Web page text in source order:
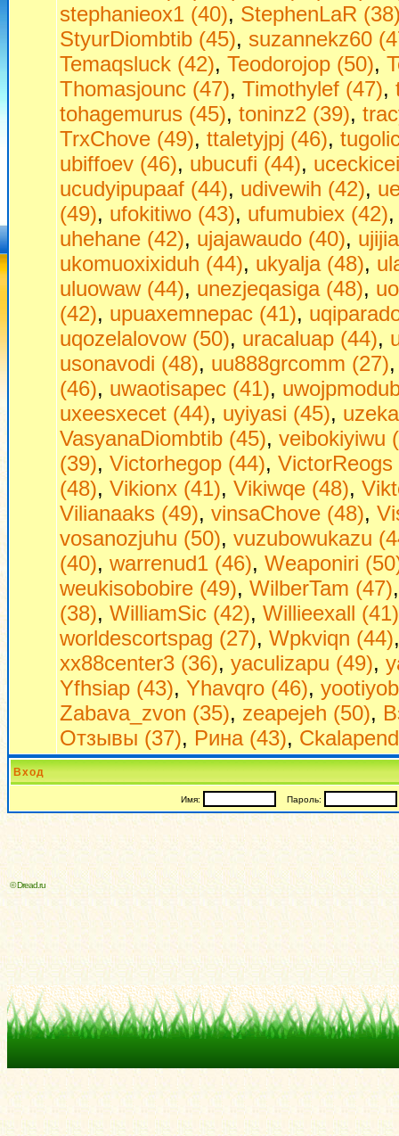
stephanieox1 (40), StephenLaR
StyurDiombtib (45), suzannekz60
Temaqsluck (42), Teodorojop (50),
Thomasjounc (47), Timothylef (47),
tohagemurus (45), toninz2 (39),
TrxChove (49), ttaletyjpj (46),
ubiffoev (46), ubucufi (44),
ucudyipupaaf (44), udivewih (42),
(49), ufokitiwo (43), ufumubiex (42)
uhehane (42), ujajawaudo (40),
ukomuoxixiduh (44), ukyalja (48),
uluowaw (44), unezjeqasiga (48),
(42), upuaxemnepac (41),
uqozelalovow (50), uracaluap (44),
usonavodi (48), uu888grcomm (27)
(46), uwaotisapec (41),
uxeesxecet (44), uyiyasi (45),
VasyanaDiombtib (45), veibokiyiwu
(39), Victorhegop (44), VictorReogs
(48), Vikionx (41), Vikiwqe (48),
Vilianaaks (49), vinsaChove (48),
vosanozjuhu (50), vuzubowukazu
(40), warrenud1 (46), Weaponiri
weukisobobire (49), WilberTam (47)
(38), WilliamSic (42), Willieexall (41)
worldescortspag (27), Wpkviqn (44)
xx88center3 (36), yaculizapu (49),
Yfhsiap (43), Yhavqro (46),
Zabava_zvon (35), zeapejeh (50),
Отзывы (37), Рина (43),
Вход
Имя: Пароль:
© Dread.ru